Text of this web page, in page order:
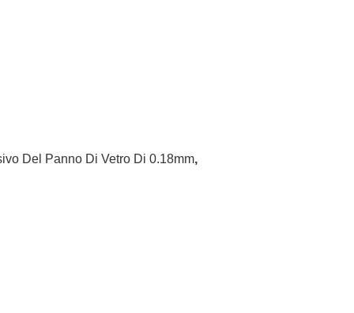
Del Panno Di Vetro Di 0.18mm,